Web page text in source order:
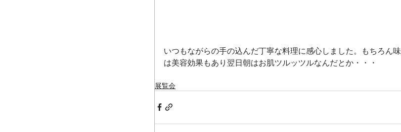
いつもながらの手の込んだ丁寧な料理に感心しました。もちろん
は美容効果もあり翌日朝はお肌ツルッツルなんだとか・・・
展覧会